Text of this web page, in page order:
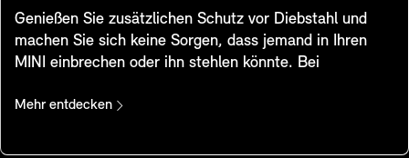
Genießen Sie zusätzlichen Schutz vor Diebstahl und
machen Sie sich keine Sorgen, dass jemand in Ihren
MINI einbrechen oder ihn stehlen könnte. Bei
Alarmanlage einen Warnton ab und aktiviert die
Mehr entdecken